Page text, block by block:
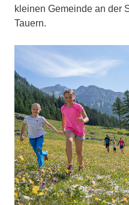
kleinen Gemeinde an der
Tauern.